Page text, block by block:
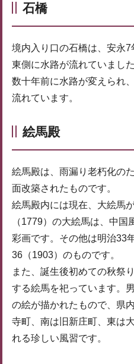
石橋
境内入り口の石橋は、安永
東側に水路が流れていました
数十年前に水路が変えられ
流れています。
絵馬殿
絵馬殿は、雨漏り老朽化の
面改築されたものです。
絵馬殿内には現在、大絵馬
（1779）の大絵馬は、中
彩画です。その他は明治33
36（1903）のものです。
また、誕生後初めての秋祭
する絵馬を祀っています。
の絵が描かれたもので、県
寺町、南は旧新庄町、東は
れる珍しい風習です。